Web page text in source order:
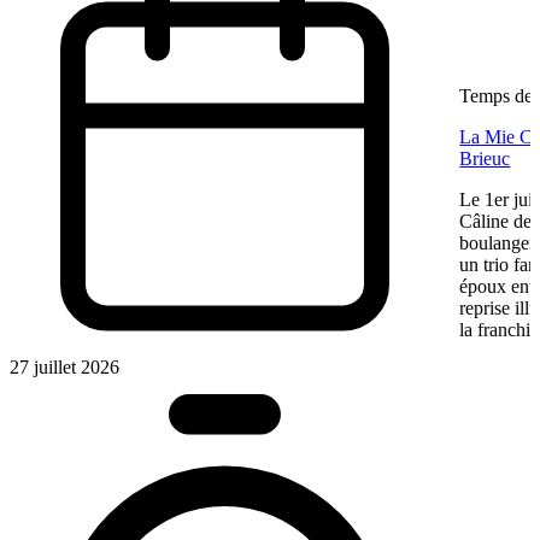
27 juillet 2026
Temps de
La Mie
Brieuc
Le 1er
Câline de
un trio
époux
reprise
la